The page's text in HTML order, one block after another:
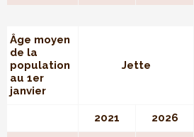
Âge moyen
de la
population
au 1er
janvier
Jette
2021 2026